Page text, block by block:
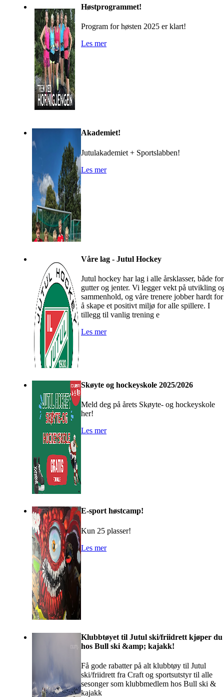
Høstprogrammet!
Program for høsten 2025 er klart!
Les mer
Akademiet!
Jutulakademiet + Sportslabben!
Les mer
Våre lag - Jutul Hockey
Jutul hockey har lag i alle årsklasser, både for
gutter og jenter. Vi legger vekt på utvikling
sammenhold, og våre trenere jobber hardt for
å skape et positivt miljø for alle spillere. I
tillegg til vanlig trening e
Les mer
Skøyte og hockeyskole 2025/2026
Meld deg på årets Skøyte- og hockeyskole
her!
Les mer
E-sport høstcamp!
Kun 25 plasser!
Les mer
Klubbtøyet til Jutul ski/friidrett kjøper du
hos Bull ski &amp; kajakk!
Få gode rabatter på alt klubbtøy til Jutul
ski/friidrett fra Craft og sportsutstyr til alle
sesonger som klubbmedlem hos Bull ski &
kajakk